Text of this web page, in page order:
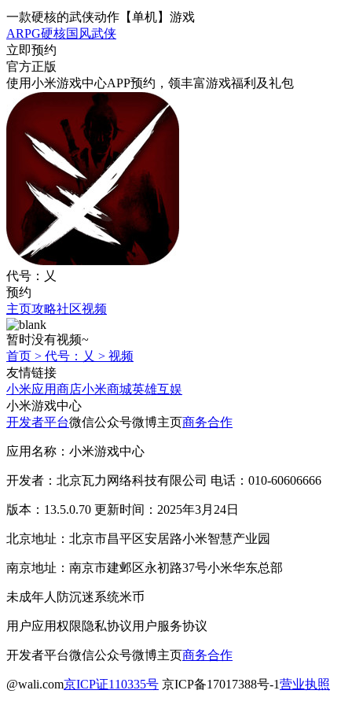
一款硬核的武侠动作【单机】游戏
ARPG硬核国风武侠
立即预约
官方正版
使用小米游戏中心APP预约 ，领丰富游戏福利 及礼包
代号：乂
预约
主页攻略社区视频
暂时没有视频~
首页 > 代号：乂 > 视频
友情链接
小米应用商店小米商城英雄互娱
小米游戏中心
开发者平台微信公众号微博主页商务合作
应用名称：小米游戏中心
开发者：北京瓦力网络科技有限公司 电话：010-60606666
版本：13.5.0.70 更新时间：2025年3月24日
北京地址：北京市昌平区安居路小米智慧产业园
南京地址：南京市建邺区永初路37号小米华东总部
未成年人防沉迷系统米币
用户应用权限隐私协议用户服务协议
开发者平台微信公众号微博主页商务合作
@wali.com京ICP证110335号 京ICP备17017388号-1营业执照